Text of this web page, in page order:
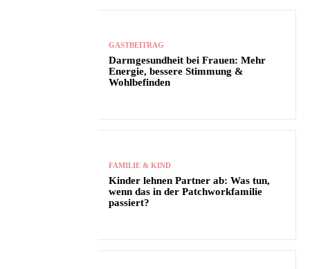
GASTBEITRAG
Darmgesundheit bei Frauen: Mehr
Energie, bessere Stimmung &
Wohlbefinden
FAMILIE & KIND
Kinder lehnen Partner ab: Was tun,
wenn das in der Patchworkfamilie
passiert?